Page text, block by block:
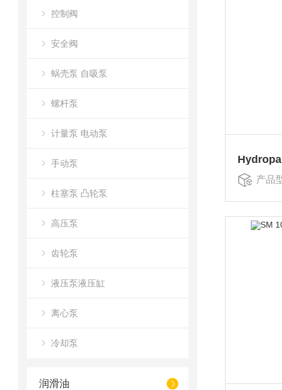
控制阀
安全阀
蜗壳泵 自吸泵
螺杆泵
计量泵 电动泵
手动泵
柱塞泵 凸轮泵
高压泵
齿轮泵
液压泵液压缸
离心泵
冷却泵
润滑油
产品